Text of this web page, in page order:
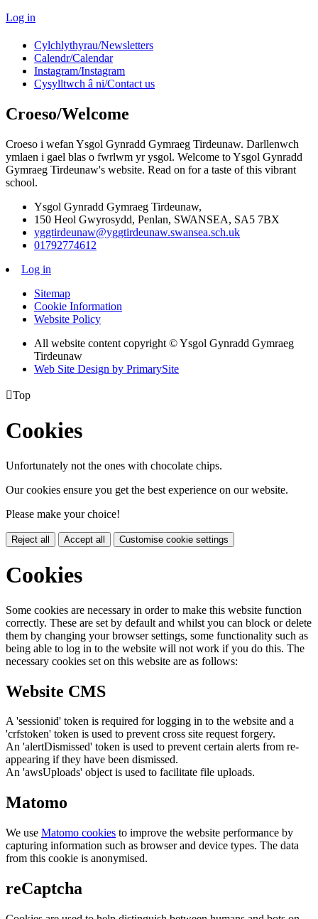
Log in
Cylchlythyrau/Newsletters
Calendr/Calendar
Instagram/Instagram
Cysylltwch â ni/Contact us
Croeso/Welcome
Croeso i wefan Ysgol Gynradd Gymraeg Tirdeunaw. Darllenwch
ymlaen i gael blas o fwrlwm yr ysgol. Welcome to Ysgol Gynradd
Gymraeg Tirdeunaw's website. Read on for a taste of this vibrant
school.
Ysgol Gynradd Gymraeg Tirdeunaw,
150 Heol Gwyrosydd, Penlan, SWANSEA, SA5 7BX
yggtirdeunaw@yggtirdeunaw.swansea.sch.uk
01792774612
Log in
Sitemap
Cookie Information
Website Policy
All website content copyright © Ysgol Gynradd Gymraeg
Tirdeunaw
Web Site Design by PrimarySite
Top
Cookies
Unfortunately not the ones with chocolate chips.
Our cookies ensure you get the best experience on our website.
Please make your choice!
Reject all Accept all Customise cookie settings
Cookies
Some cookies are necessary in order to make this website function
correctly. These are set by default and whilst you can block or delete
them by changing your browser settings, some functionality such as
being able to log in to the website will not work if you do this. The
necessary cookies set on this website are as follows:
Website CMS
A 'sessionid' token is required for logging in to the website and a
'crfstoken' token is used to prevent cross site request forgery.
An 'alertDismissed' token is used to prevent certain alerts from re-
appearing if they have been dismissed.
An 'awsUploads' object is used to facilitate file uploads.
Matomo
We use Matomo cookies to improve the website performance by
capturing information such as browser and device types. The data
from this cookie is anonymised.
reCaptcha